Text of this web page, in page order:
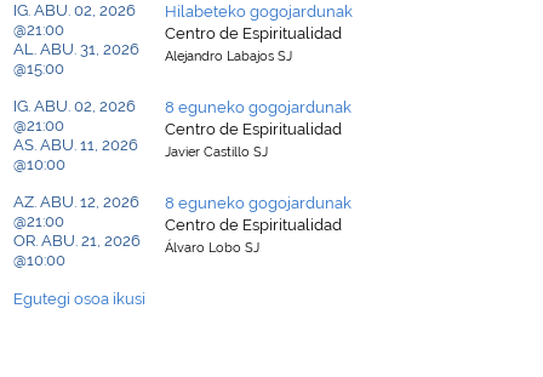
IG. ABU. 02, 2026
@21:00
AL. ABU. 31, 2026
@15:00
Hilabeteko gogojardunak
Centro de Espiritualidad
Alejandro Labajos SJ
IG. ABU. 02, 2026
@21:00
AS. ABU. 11, 2026
@10:00
8 eguneko gogojardunak
Centro de Espiritualidad
Javier Castillo SJ
AZ. ABU. 12, 2026
@21:00
OR. ABU. 21, 2026
@10:00
8 eguneko gogojardunak
Centro de Espiritualidad
Álvaro Lobo SJ
Egutegi osoa ikusi